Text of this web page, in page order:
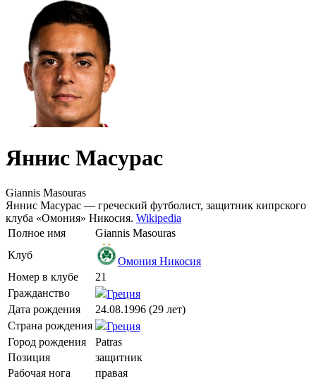
Яннис Масурас
Giannis Masouras
Яннис Масурас — греческий футболист, защитник кипрского
клуба «Омония» Никосия. Wikipedia
Полное имя
Giannis Masouras
Клуб
Омония Никосия
Номер в клубе
21
Гражданство
Греция
Дата рождения
24.08.1996 (29 лет)
Страна рождения
Греция
Город рождения
Patras
Позиция
защитник
Рабочая нога
правая